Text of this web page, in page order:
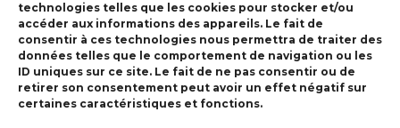
technologies telles que les cookies pour stocker et/ou
accéder aux informations des appareils. Le fait de
consentir à ces technologies nous permettra de traiter des
données telles que le comportement de navigation ou les
ID uniques sur ce site. Le fait de ne pas consentir ou de
retirer son consentement peut avoir un effet négatif sur
certaines caractéristiques et fonctions.
bbsmarine@bbs-
marine.fr
Fixe:04 27 50 24 50
Mobile:06 69 44 48 83